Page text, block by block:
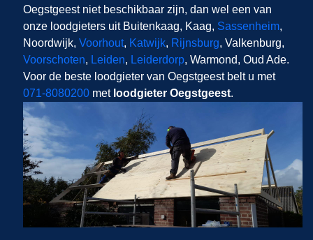
Oegstgeest niet beschikbaar zijn, dan wel een van
onze loodgieters uit Buitenkaag, Kaag, Sassenheim,
Noordwijk, Voorhout, Katwijk, Rijnsburg, Valkenburg,
Voorschoten, Leiden, Leiderdorp, Warmond, Oud Ade.
Voor de beste loodgieter van Oegstgeest belt u met
071-8080200met loodgieter Oegstgeest.